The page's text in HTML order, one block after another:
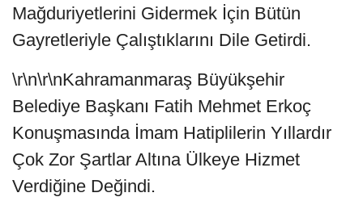
Mağduriyetlerini Gidermek İçin Bütün
Gayretleriyle Çalıştıklarını Dile Getirdi.
\r\n\r\nKahramanmaraş Büyükşehir
Belediye Başkanı Fatih Mehmet Erkoç
Konuşmasında İmam Hatiplilerin Yıllardır
Çok Zor Şartlar Altına Ülkeye Hizmet
Verdiğine Değindi.